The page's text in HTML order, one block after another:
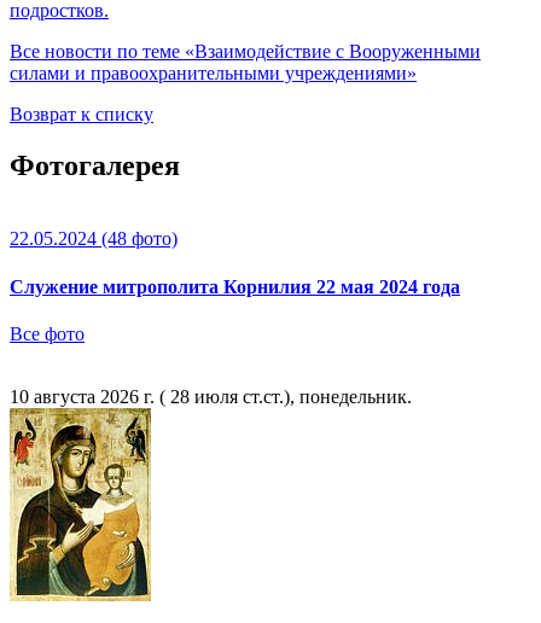
подростков.
Все новости по теме «Взаимодействие с Вооруженными
силами и правоохранительными учреждениями»
Возврат к списку
Фотогалерея
22.05.2024 (48 фото)
Служение митрополита Корнилия 22 мая 2024 года
Все фото
10 августа 2026 г. ( 28 июля ст.ст.), понедельник.